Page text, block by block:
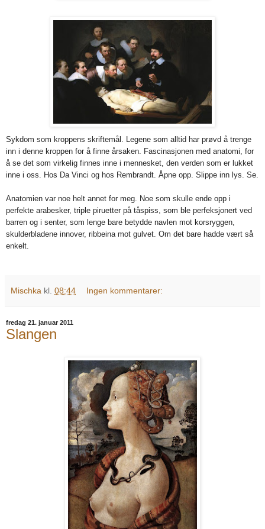
Sykdom som kroppens skriftemål. Legene som alltid har prøvd å trenge
inn i denne kroppen for å finne årsaken. Fascinasjonen med anatomi, for
å se det som virkelig finnes inne i mennesket, den verden som er lukket
inne i oss. Hos Da Vinci og hos Rembrandt. Åpne opp. Slippe inn lys. Se.
Anatomien var noe helt annet for meg. Noe som skulle ende opp i
perfekte arabesker, triple piruetter på tåspiss, som ble perfeksjonert ved
barren og i senter, som lenge bare betydde navlen mot korsryggen,
skulderbladene innover, ribbeina mot gulvet. Om det bare hadde vært så
enkelt.
Mischka kl. 08:44 Ingen kommentarer:
fredag 21. januar 2011
Slangen